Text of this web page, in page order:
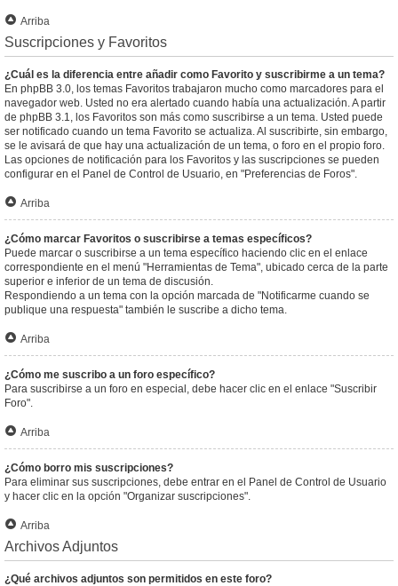
Arriba
Suscripciones y Favoritos
¿Cuál es la diferencia entre añadir como Favorito y suscribirme a un tema?
En phpBB 3.0, los temas Favoritos trabajaron mucho como marcadores para el
navegador web. Usted no era alertado cuando había una actualización. A partir
de phpBB 3.1, los Favoritos son más como suscribirse a un tema. Usted puede
ser notificado cuando un tema Favorito se actualiza. Al suscribirte, sin embargo,
se le avisará de que hay una actualización de un tema, o foro en el propio foro.
Las opciones de notificación para los Favoritos y las suscripciones se pueden
configurar en el Panel de Control de Usuario, en "Preferencias de Foros".
Arriba
¿Cómo marcar Favoritos o suscribirse a temas específicos?
Puede marcar o suscribirse a un tema específico haciendo clic en el enlace
correspondiente en el menú "Herramientas de Tema", ubicado cerca de la parte
superior e inferior de un tema de discusión.
Respondiendo a un tema con la opción marcada de "Notificarme cuando se
publique una respuesta" también le suscribe a dicho tema.
Arriba
¿Cómo me suscribo a un foro específico?
Para suscribirse a un foro en especial, debe hacer clic en el enlace "Suscribir
Foro".
Arriba
¿Cómo borro mis suscripciones?
Para eliminar sus suscripciones, debe entrar en el Panel de Control de Usuario
y hacer clic en la opción "Organizar suscripciones".
Arriba
Archivos Adjuntos
¿Qué archivos adjuntos son permitidos en este foro?